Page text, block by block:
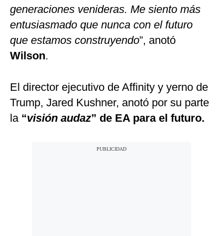
generaciones venideras. Me siento más
entusiasmado que nunca con el futuro
que estamos construyendo”, anotó
Wilson.
El director ejecutivo de Affinity y yerno de
Trump, Jared Kushner, anotó por su parte
la “visión audaz” de EA para el futuro.